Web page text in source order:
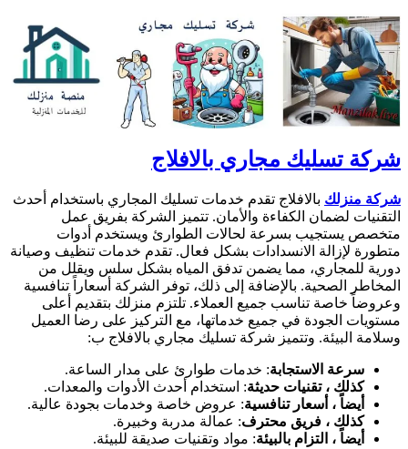
شركة تسليك مجاري بالافلاج
شركة منزلك بالافلاج تقدم خدمات تسليك المجاري باستخدام أحدث
التقنيات لضمان الكفاءة والأمان. تتميز الشركة بفريق عمل
متخصص يستجيب بسرعة لحالات الطوارئ ويستخدم أدوات
متطورة لإزالة الانسدادات بشكل فعال. تقدم خدمات تنظيف وصيانة
دورية للمجاري، مما يضمن تدفق المياه بشكل سلس ويقلل من
المخاطر الصحية. بالإضافة إلى ذلك، توفر الشركة أسعاراً تنافسية
وعروضاً خاصة تناسب جميع العملاء. تلتزم منزلك بتقديم أعلى
مستويات الجودة في جميع خدماتها، مع التركيز على رضا العميل
وسلامة البيئة. وتتميز شركة تسليك مجاري بالافلاج ب:
سرعة الاستجابة: خدمات طوارئ على مدار الساعة.
كذلك ، تقنيات حديثة: استخدام أحدث الأدوات والمعدات.
أيضاً ، أسعار تنافسية: عروض خاصة وخدمات بجودة عالية.
كذلك ، فريق محترف: عمالة مدربة وخبيرة.
أيضاً ، التزام بالبيئة: مواد وتقنيات صديقة للبيئة.